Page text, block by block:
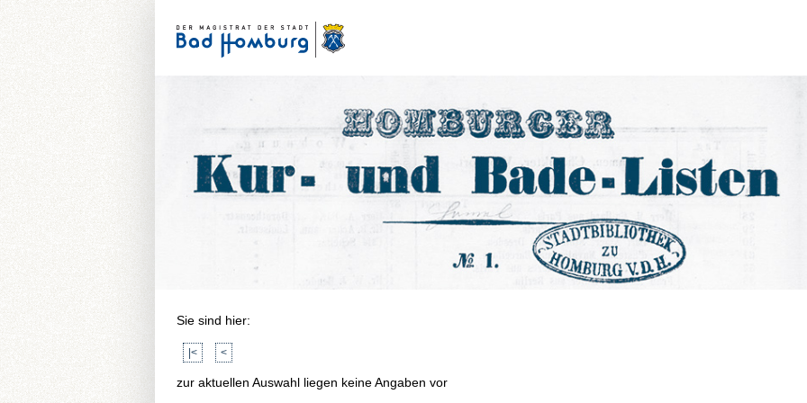
Sie sind hier:
|< <
zur aktuellen Auswahl liegen keine Angaben vor